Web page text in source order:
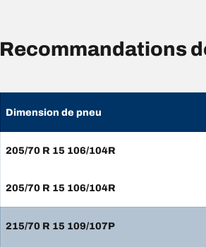
Recommandations
Dimension de pneu
205/70 R 15 106/104R
205/70 R 15 106/104R
215/70 R 15 109/107P